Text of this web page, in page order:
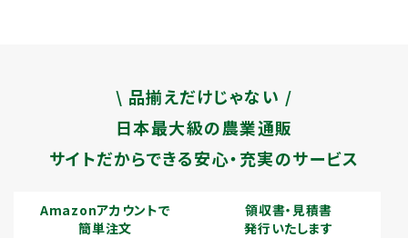
\ 品揃えだけじゃない /
日本最大級の農業通販
サイトだからできる安心・充実のサービス
Amazonアカウントで
簡単注文
領収書・見積書
発行いたします